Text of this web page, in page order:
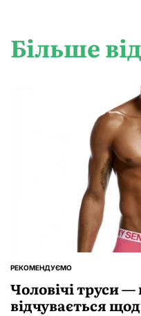
Більше
ОПУБЛІКУВАТИ
РЕКОМЕНДУЄМО
Чоловічі труси
відчувається